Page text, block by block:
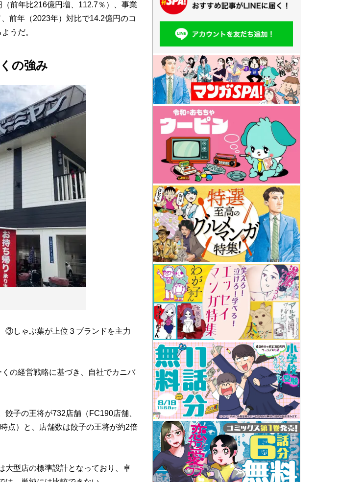
前年比216億円増、112.7％）、事業
前年（2023年）対比で14.2億円のコ
うだ。
の強み
しゃぶ葉が上位３ブランドを主力
の経営戦略に基づき、自社でカニバ
子の王将が732店舗（FC190店舗、
点）と、店舗数は餃子の王将が約2倍
型店の標準設計となっており、卓